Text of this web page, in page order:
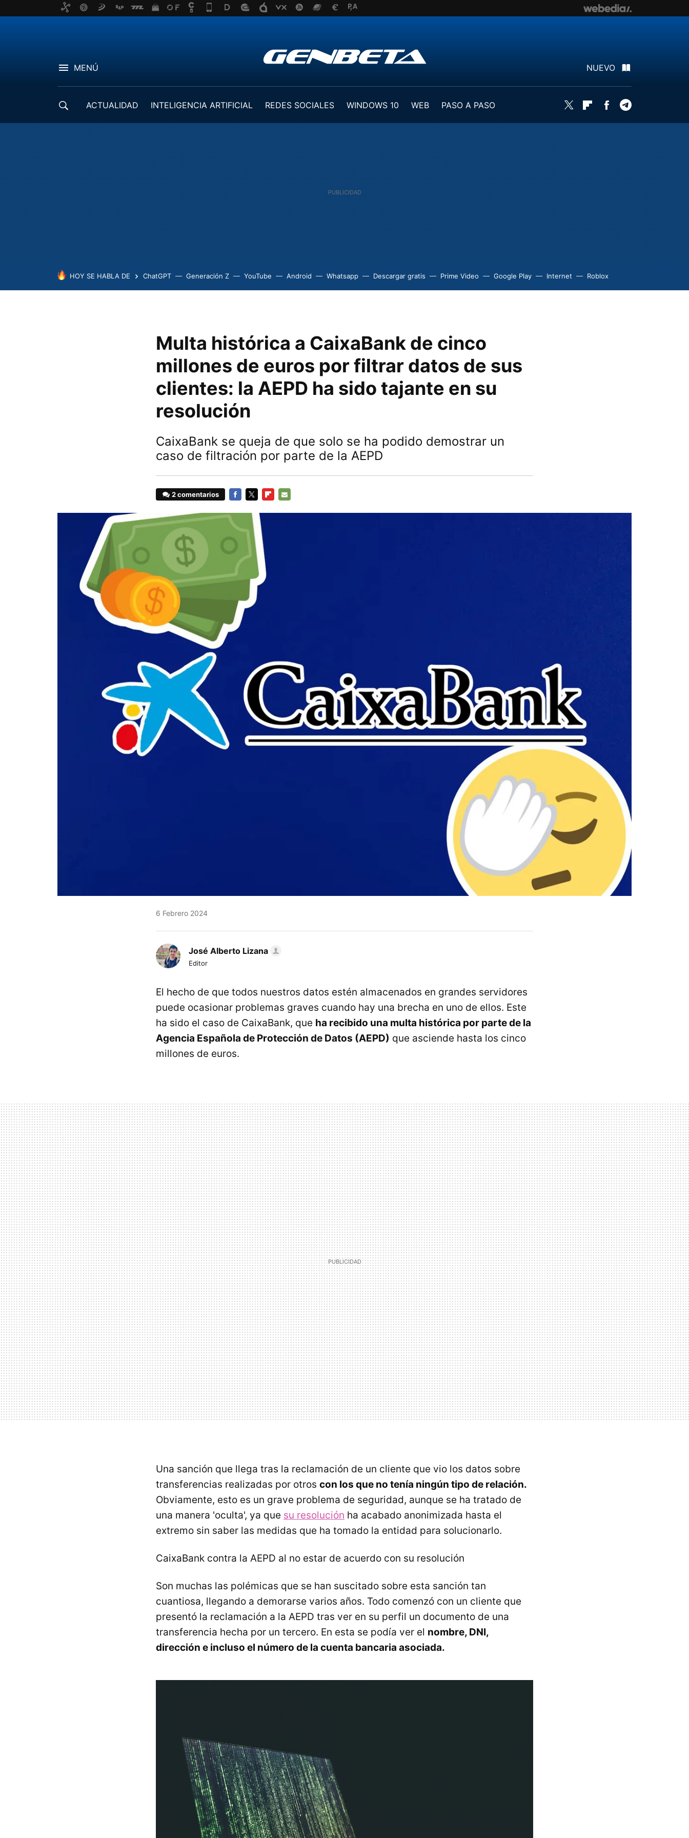
MENÚ NUEVO
ACTUALIDAD INTELIGENCIA ARTIFICIAL REDES SOCIALES WINDOWS 10 WEB
PASO A PASO
Twitter FlipboardFacebook
HOY SE HABLA DE ChatGPT Generación Z YouTube Android Whatsapp Descargar gratis Prime Video Google Play Internet Roblox
Multa histórica a CaixaBank de cinco
millones de euros por filtrar datos de sus
clientes: la AEPD ha sido tajante en su
resolución
CaixaBank se queja de que solo se ha podido demostrar un
caso de filtración por parte de la AEPD
2 comentarios
6 Febrero 2024
José Alberto Lizana
Editor
El hecho de que todos nuestros datos estén almacenados en grandes servidores
puede ocasionar problemas graves cuando hay una brecha en uno de ellos. Este
ha sido el caso de CaixaBank, que ha recibido una multa histórica por parte de la
Agencia Española de Protección de Datos (AEPD) que asciende hasta los cinco
millones de euros.
Una sanción que llega tras la reclamación de un cliente que vio los datos sobre
transferencias realizadas por otros con los que no tenía ningún tipo de relación.
Obviamente, esto es un grave problema de seguridad, aunque se ha tratado de
una manera 'oculta', ya que su resolución ha acabado anonimizada hasta el
extremo sin saber las medidas que ha tomado la entidad para solucionarlo.
CaixaBank contra la AEPD al no estar de acuerdo con su resolución
Son muchas las polémicas que se han suscitado sobre esta sanción tan
cuantiosa, llegando a demorarse varios años. Todo comenzó con un cliente que
presentó la reclamación a la AEPD tras ver en su perfil un documento de una
transferencia hecha por un tercero. En esta se podía ver el nombre, DNI,
dirección e incluso el número de la cuenta bancaria asociada.